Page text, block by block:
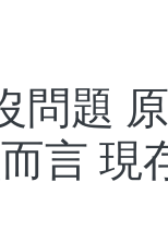
問題
言 現